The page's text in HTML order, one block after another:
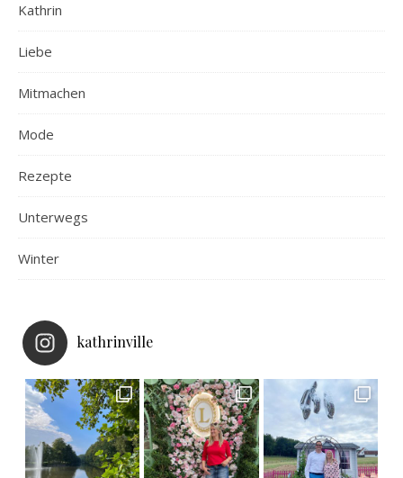
Kathrin
Liebe
Mitmachen
Mode
Rezepte
Unterwegs
Winter
kathrinville